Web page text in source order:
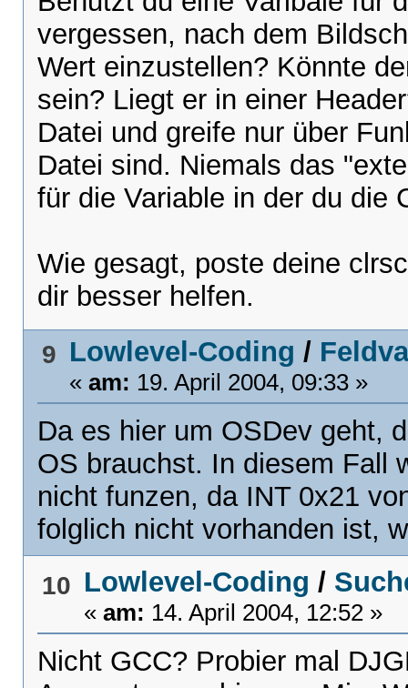
vergessen, nach dem
Wert einzustellen? Könnte
sein? Liegt er in einer
Datei und greife nur über
Datei sind. Niemals das
für die Variable in der du die
Wie gesagt, poste deine
dir besser helfen.
9 Lowlevel-Coding /
«am: 19. April 2004, 09:33 »
Da es hier um OSDev geht,
OS brauchst. In diesem Fall
nicht funzen, da INT 0x21
folglich nicht vorhanden ist,
10 Lowlevel-Coding /
«am: 14. April 2004, 12:52 »
Nicht GCC? Probier mal